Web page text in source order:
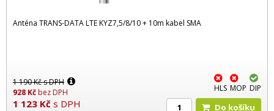
Anténa TRANS-DATA LTE KYZ7,5/8/10 + 10m kabel SMA
1 190Kčs DPH
928 Kčbez DPH
1 123 Kč s DPH
HLS MOP DIP
Do košíku